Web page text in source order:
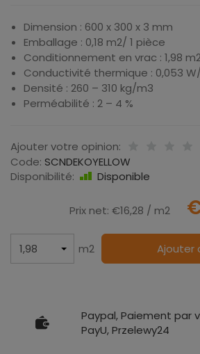
Dimension : 600 x 300 x 3 mm
Emballage : 0,18 m2/ 1 pièce
Conditionnement en vrac : 1,98
Conductivité thermique : 0,053
Densité : 260 – 310 kg/m3
Perméabilité : 2 – 4 %
Ajouter votre opinion:
Code: SCNDEKOYELLOW
Disponibilité:
Disponible
Prix net: €16,28 / m2
m2 Ajouter
Paypal, Paiement par
PayU, Przelewy24